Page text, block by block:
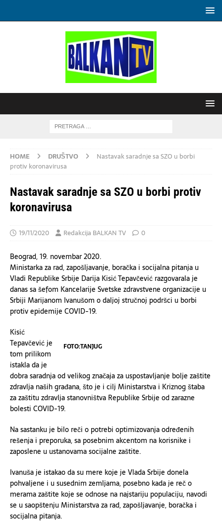
HOME DRUŠTVO
Nastavak saradnje sa SZO u borbi
protiv koronavirusa
Nastavak saradnje sa SZO u borbi protiv
koronavirusa
19/11/2020 Redakcija BALKAN TV 0
Beograd, 19. novembar 2020.
Ministarka za rad, zapošljavanje, boračka i socijalna pitanja u
Vladi Republike Srbije Darija Kisić Tepavčević razgovarala je
danas sa šefom Kancelarije Svetske zdravstvene organizacije u
Srbiji Marijanom Ivanušom o daljoj stručnoj podršci u borbi
protiv epidemije COVID-19.
FOTO:TANJUG
Kisić
Tepavčević je
tom prilikom
istakla da je
dobra saradnja od velikog značaja za uspostavljanje bolje zaštite
zdravlja naših građana, što je i cilj Ministarstva i Kriznog štaba
za zaštitu zdravlja stanovništva Republike Srbije od zarazne
bolesti COVID-19.
Na sastanku je bilo reči o potrebi optimizovanja određenih
rešenja i preporuka, sa posebnim akcentom na korisnike i
zaposlene u ustanovama socijalne zaštite.
Ivanuša je istakao da su mere koje je Vlada Srbije donela
pohvaljene i u susednim zemljama, posebno kada je reč o
merama zaštite koje se odnose na najstariju populaciju, navodi
se u saopštenju Ministarstva za rad, zapošljavanje, boračka i
socijalna pitanja.